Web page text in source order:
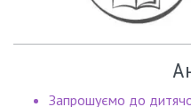
Запрошуємо до